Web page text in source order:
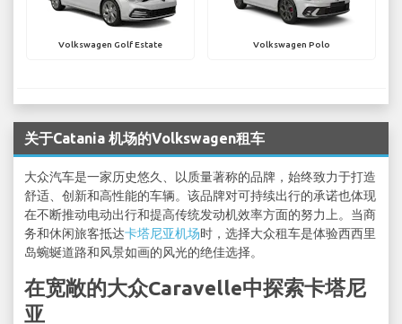
Volkswagen Golf Estate Volkswagen Polo
关于Catania 机场的Volkswagen租车
大众汽车是一家历史悠久、以质量著称的品牌，始终致力于打造
舒适、创新和高性能的车辆。该品牌对可持续出行的承诺也体现
在不断推动电动出行和提高传统发动机效率方面的努力上。当商
务和休闲旅客抵达卡塔尼亚机场时，选择大众租车是体验西西里
岛蜿蜒道路和风景如画的风光的绝佳选择。
在宽敞的大众Caravelle中探索卡塔尼
亚